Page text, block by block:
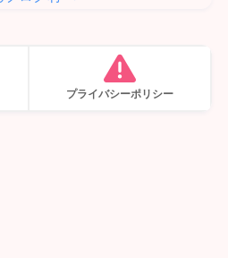
プライバシーポリシー